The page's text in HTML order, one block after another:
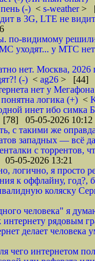
(-) < s-weather>
в 3G, LTE не
по-видимому
уходят... у МТС
нет. Москва, 2026
(-) < ag26 > [44]
нет у
логика (+) <
инет ибо симка
05-05-2026 10:12
с такими же
западных — всё
с торрентов,
05-2026 13:21
логично, я просто
к оффлайну, год?,
коляску
человека" я
интернету рядовым
делает
чего интернетом